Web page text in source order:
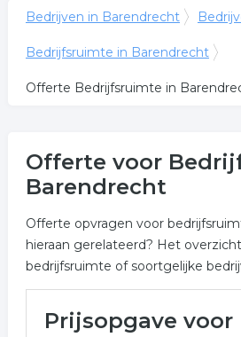
Bedrijven in Barendrecht
Bedrijfsruimte in Barendrecht
Offerte Bedrijfsruimte in
Offerte voor
Barendrecht
Offerte opvragen voor
hieraan gerelateerd? Het
bedrijfsruimte of soortgelijke
Barendrecht
Prijsopgave voor